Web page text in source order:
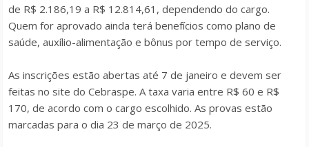
de R$ 2.186,19 a R$ 12.814,61, dependendo do cargo.
Quem for aprovado ainda terá benefícios como plano de
saúde, auxílio-alimentação e bônus por tempo de serviço.
As inscrições estão abertas até 7 de janeiro e devem ser
feitas no site do Cebraspe. A taxa varia entre R$ 60 e R$
170, de acordo com o cargo escolhido. As provas estão
marcadas para o dia 23 de março de 2025.